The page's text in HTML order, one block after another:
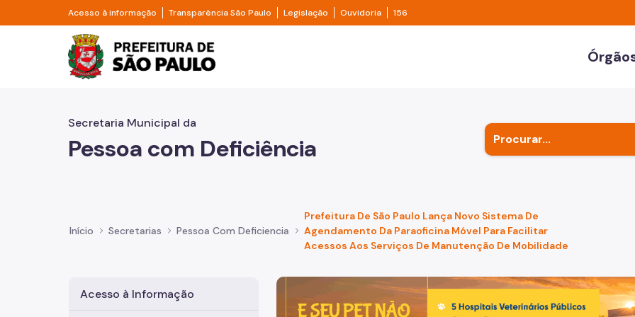
Pular para o Conteúdo principal
Acesso à informação Divisor de acesso à informação
Transparência São Paulo Divisor de transparência São Paulo
Legislação Legislação
Ouvidoria Ouvidoria
156
Prefeitura de São Paulo
Secretaria Municipal da
Pessoa com Deficiência
Início Secretarias Pessoa Com Deficiencia
Prefeitura De São Paulo Lança Novo Sistema De
Agendamento Da Paraoficina Móvel Para Facilitar
Acessos Aos Serviços De Manutenção De Mobilidade
Acesso à Informação
Imagem de um cachorro caramelo e uma gata rajada, olhando para